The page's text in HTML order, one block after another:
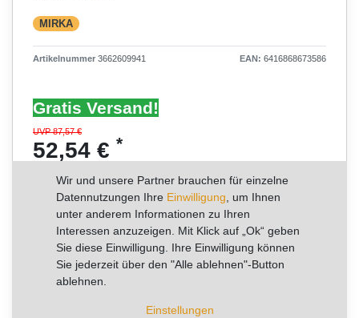
MIRKA
Artikelnummer 3662609941 EAN: 6416868673586
Gratis Versand!
UVP 87,57 €
52,54 € *
Inhalt100Stück
Grundpreis0,53 € / Stück
RABATT -40%
Sie sparen 35,03 €
Kurzfristig verfügbar, Lieferzeit 2-4 Arbeitstage
Wir und unsere Partner brauchen für einzelne
Datennutzungen Ihre Einwilligung , um Ihnen
unter anderem Informationen zu Ihren
Interessen anzuzeigen. Mit Klick auf „Ok“ geben
Sie diese Einwilligung. Ihre Einwilligung können
Sie jederzeit über den "Alle ablehnen"-Button
ablehnen.
Einstellungen